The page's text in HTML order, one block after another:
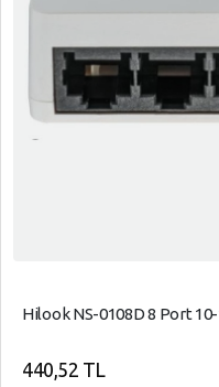
Hilook NS-0108D 8 Port
440,52 TL